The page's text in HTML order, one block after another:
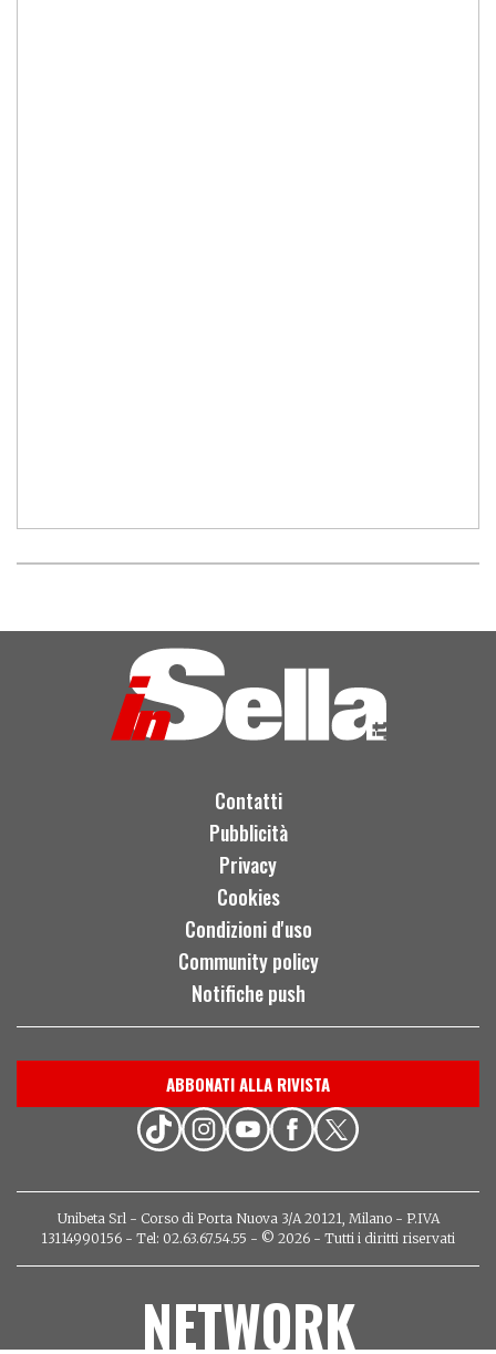
Contatti
Pubblicità
Privacy
Cookies
Condizioni d'uso
Community policy
Notifiche push
ABBONATI ALLA RIVISTA
Unibeta Srl - Corso di Porta Nuova 3/A 20121, Milano - P.IVA
13114990156 - Tel: 02.63.67.54.55 - © 2026 - Tutti i diritti riservati
NETWORK